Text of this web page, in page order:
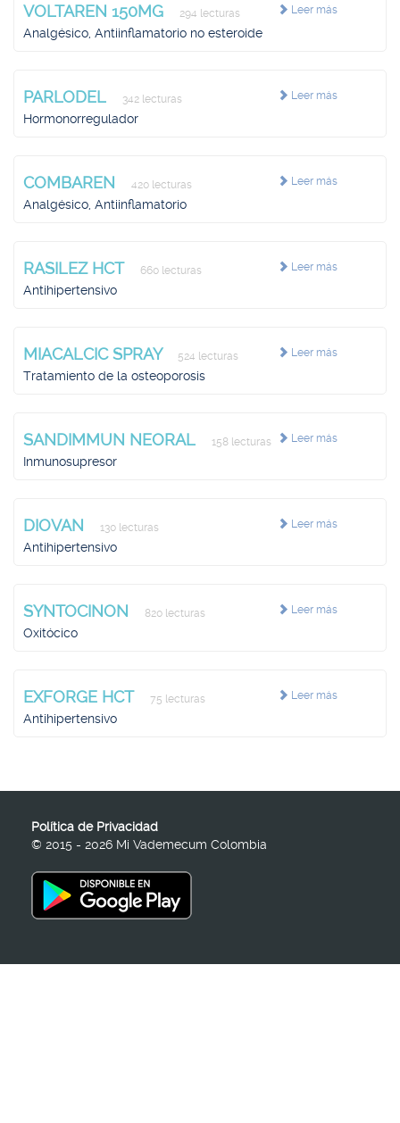
Leer más
VOLTAREN 150MG 294 lecturas
Analgésico, Antiinflamatorio no esteroide
Leer más
PARLODEL 342 lecturas
Hormonorregulador
Leer más
COMBAREN 420 lecturas
Analgésico, Antiinflamatorio
Leer más
RASILEZ HCT 660 lecturas
Antihipertensivo
Leer más
MIACALCIC SPRAY 524 lecturas
Tratamiento de la osteoporosis
Leer más
SANDIMMUN NEORAL 158 lecturas
Inmunosupresor
Leer más
DIOVAN 130 lecturas
Antihipertensivo
Leer más
SYNTOCINON 820 lecturas
Oxitócico
Leer más
EXFORGE HCT 75 lecturas
Antihipertensivo
Política de Privacidad
© 2015 - 2026 Mi Vademecum Colombia